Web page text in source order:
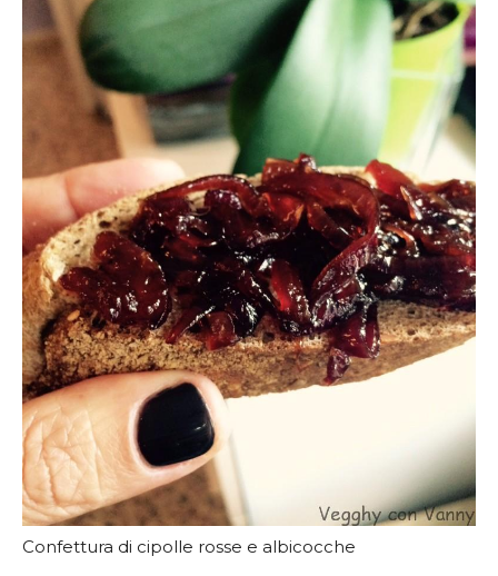
Confettura di cipolle rosse e albicocche